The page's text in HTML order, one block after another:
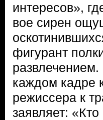
интересов»,
вое сирен
фигурант
каждом кадре
режиссера к
заявляет: